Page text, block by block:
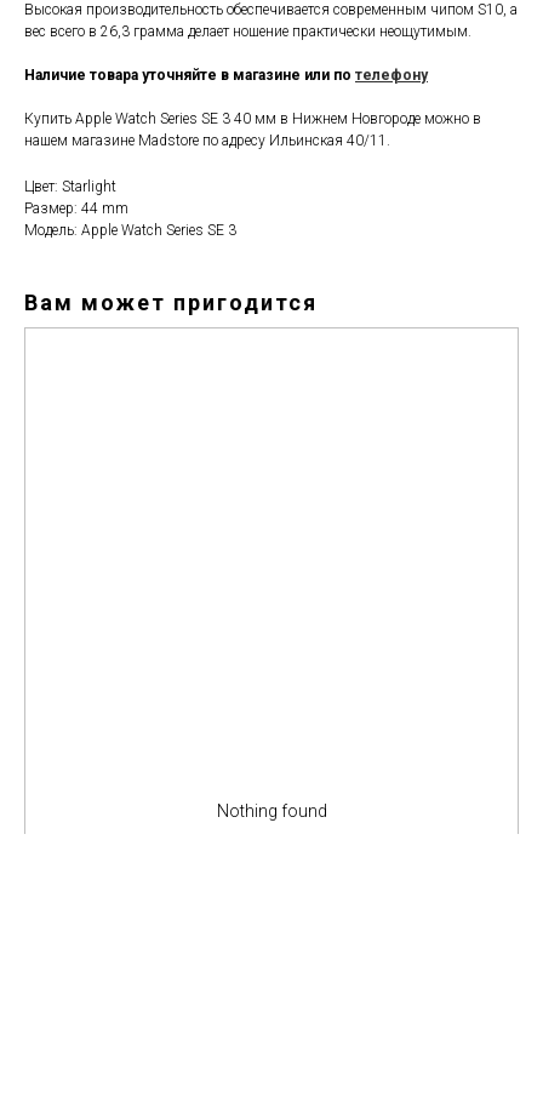
Высокая производительность обеспечивается современным чипом S10, а
вес всего в 26,3 грамма делает ношение практически неощутимым.
Наличие товара уточняйте в магазине или по телефону
Купить Apple Watch Series SE 3 40 мм в Нижнем Новгороде можно в
нашем магазине Madstore по адресу Ильинская 40/11.
Цвет: Starlight
Размер: 44 mm
Модель: Apple Watch Series SE 3
Вам может пригодится
Nothing found